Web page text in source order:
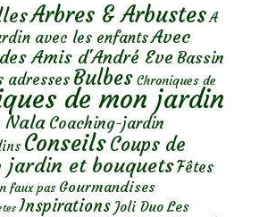
Arbres & Arbustes A
avec les enfantsAvec
Amis d'André Eve Bassin
adresses Bulbes Chroniques de
de mon jardin
Nala Coaching-jardin
ConseilsCoups de
jardin et bouquetsFêtes
faux pas Gourmandises
Inspirations Joli Duo Les